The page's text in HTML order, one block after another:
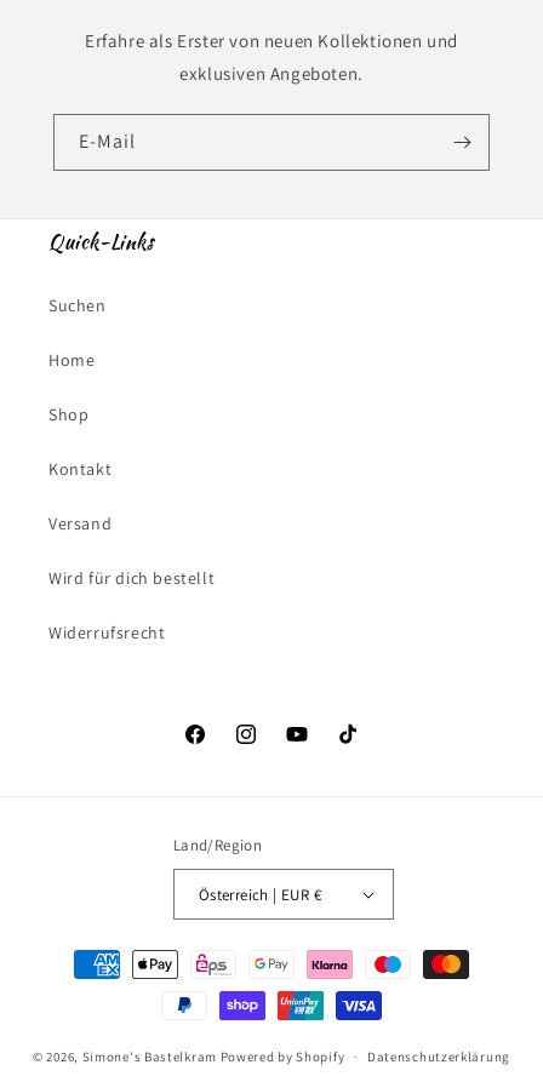
Erfahre als Erster von neuen Kollektionen und
exklusiven Angeboten.
E-Mail
Quick-Links
Suchen
Home
Shop
Kontakt
Versand
Wird für dich bestellt
Widerrufsrecht
FacebookInstagramYouTubeTikTok
Land/Region
Österreich | EUR €
Zahlungsmethoden
© 2026, Simone's Bastelkram Powered by Shopify Datenschutzerklärung